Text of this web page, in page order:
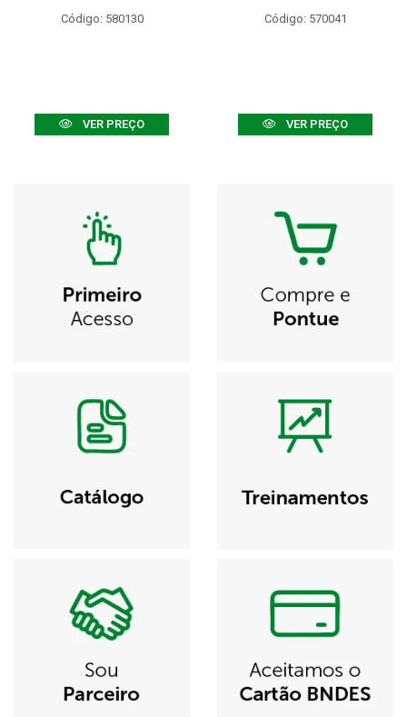
Código: 580130
VER PREÇO
Código: 570041
VER PREÇO